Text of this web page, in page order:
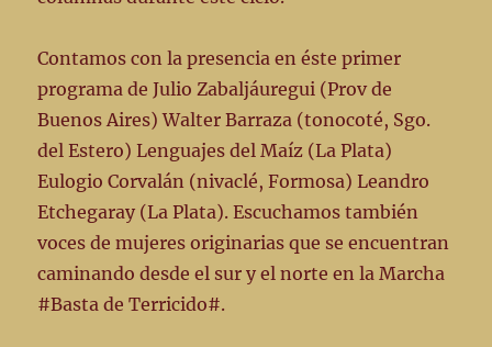
Contamos con la presencia en éste primer
programa de Julio Zabaljáuregui (Prov de
Buenos Aires) Walter Barraza (tonocoté, Sgo.
del Estero) Lenguajes del Maíz (La Plata)
Eulogio Corvalán (nivaclé, Formosa) Leandro
Etchegaray (La Plata). Escuchamos también
voces de mujeres originarias que se encuentran
caminando desde el sur y el norte en la Marcha
#Basta de Terricido#.